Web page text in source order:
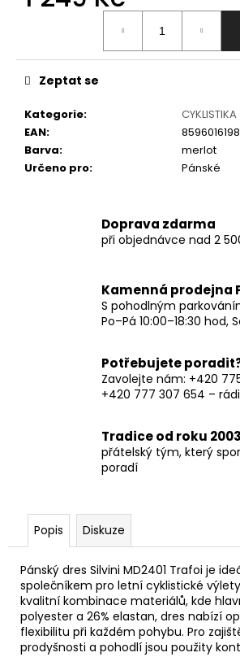
Kategorie:
CYKLISTIKA
EAN:
Barva:
merlot
Určeno pro: Pánské
Zeptat se
Doprava zdarma
při objednávce nad 2
Kamenná prodejna
S pohodlným
Po–Pá 10:00–18:30 hod,
Potřebujete
Zavolejte nám: +420
+420 777 307 654 –
Tradice od roku 2003
přátelský tým, který
poradí
Popis Diskuze
Pánský dres Silvini MD2401 Trafoi je
společníkem pro letní cyklistické
kvalitní kombinace materiálů, kde
polyester a 26% elastan, dres nabízí
flexibilitu při každém pohybu. Pro
prodyšnosti a pohodlí jsou použity
e